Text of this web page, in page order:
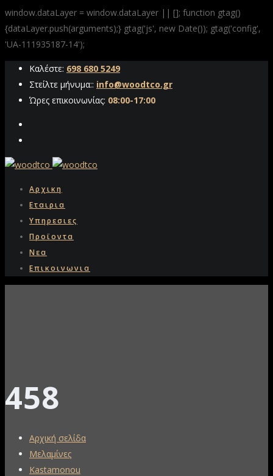
window.dataLayer = window.dataLayer || []; function gtag()
{dataLayer.push(arguments);} gtag('js', new Date()); gtag('config',
'UA-111935187-14');
Καλέστε: 698 680 5249
Στείλτε μήνυμα:: info@woodtco.gr
Ώρες επικοινωνίας: 08:00-17:00
Αρχικη
Εταιρια
Υπηρεσιες
Προϊοντα
Νεα
Επικοινωνια
458
Αρχική σελίδα
Μελαμίνες
Kastamonou